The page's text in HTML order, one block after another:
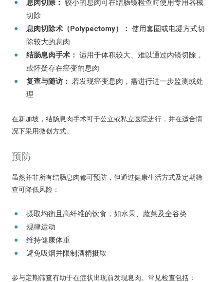
息肉切除： 较小的息肉可在结肠镜检查时使用专用器械
切除
息肉切除术（Polypectomy）： 使用套圈或电凝方式切
除较大的息肉
结肠息肉手术： 适用于体积较大、难以通过内镜切除，
或怀疑存在癌变的息肉
复查与随访： 若发现癌变息肉，需进行进一步监测或处
理
在新加坡，结肠息肉手术可于公立或私立医院进行，并在适合情
况下采用微创方式。
预防
虽然并非所有结肠息肉都可预防，但通过健康生活方式及定期筛
查可降低风险：
摄取均衡且高纤维的饮食，如水果、蔬菜及全谷类
规律运动
维持健康体重
避免吸烟并限制酒精摄取
参与定期筛查有助于在症状出现前发现息肉。常见检查包括：